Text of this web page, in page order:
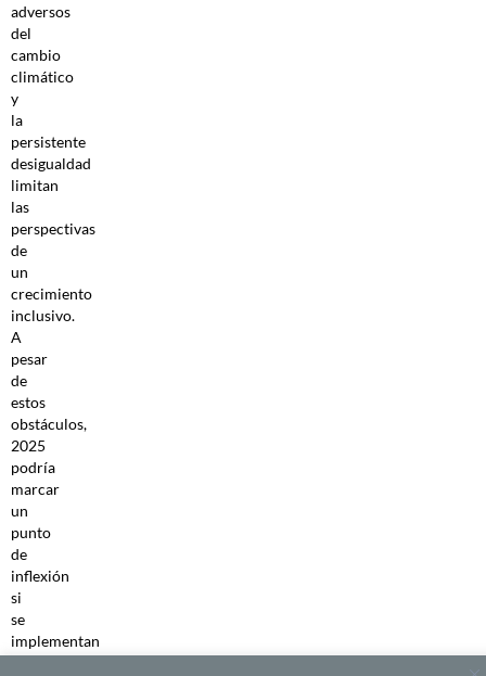
adversos
del
cambio
climático
y
la
persistente
desigualdad
limitan
las
perspectivas
de
un
crecimiento
inclusivo.
A
pesar
de
estos
obstáculos,
2025
podría
marcar
un
punto
de
inflexión
si
se
implementan